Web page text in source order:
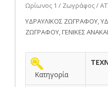
Ωρίωνος 1 / Ζωγράφος /
ΥΔΡΑΥΛΙΚΟΣ ΖΩΓΡΑΦΟΥ,
ΖΩΓΡΑΦΟΥ, ΓΕΝΙΚΕΣ
Κατηγορία